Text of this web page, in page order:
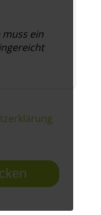
muss ein